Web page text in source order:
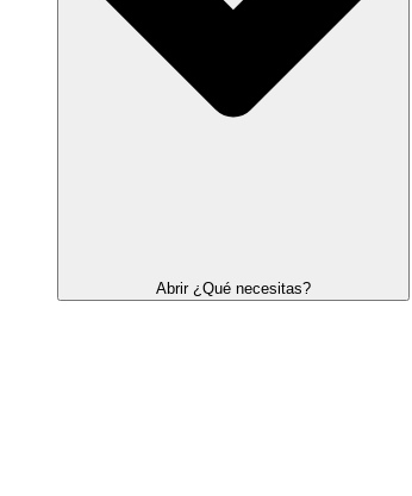
Abrir ¿Qué necesitas?